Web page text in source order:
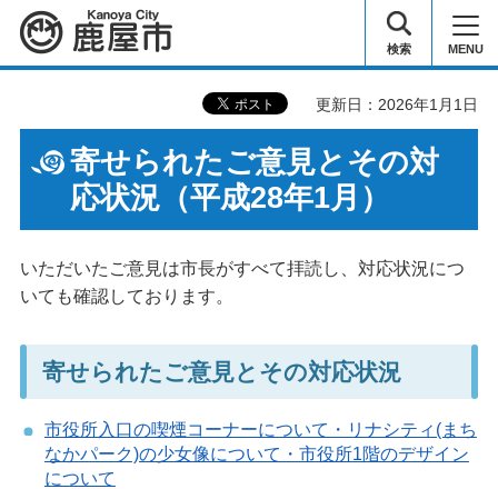
鹿屋市 検索 MENU
更新日：2026年1月1日
寄せられたご意見とその対
応状況（平成28年1月）
いただいたご意見は市長がすべて拝読し、対応状況につ
いても確認しております。
寄せられたご意見とその対応状況
市役所入口の喫煙コーナーについて・リナシティ(まち
なかパーク)の少女像について・市役所1階のデザイン
について